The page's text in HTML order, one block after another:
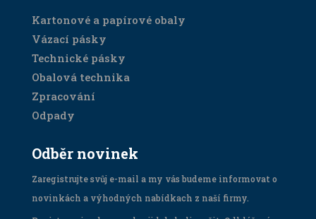
Kartonové a papírové obaly
Vázací pásky
Technické pásky
Obalová technika
Zpracování
Odpady
Odběr novinek
Zaregistrujte svůj e-mail a my vás budeme informovat o
novinkách a výhodných nabídkach z naší firmy.